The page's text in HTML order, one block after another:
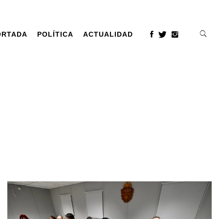
POLÍTICA ACTUALIDAD